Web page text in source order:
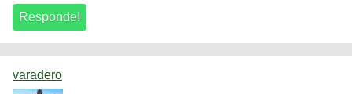
varadero